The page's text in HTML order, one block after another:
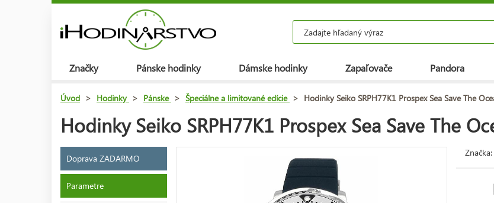
Značky Pánske hodinky Dámske hodinky Zapaľovače Pandora
Úvod > Hodinky > Pánske > Špeciálne a limitované edície > Hodinky Seiko SRPH77K1 Prospex Sea Save The
Hodinky Seiko SRPH77K1 Prospex Sea Save The
Doprava ZADARMO
Parametre
Značka: